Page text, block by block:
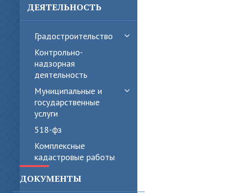
ДЕЯТЕЛЬНОСТЬ
Градостроительство
Контрольно-
надзорная
деятельность
Муниципальные и
государственные
услуги
518-фз
Комплексные
кадастровые работы
ДОКУМЕНТЫ